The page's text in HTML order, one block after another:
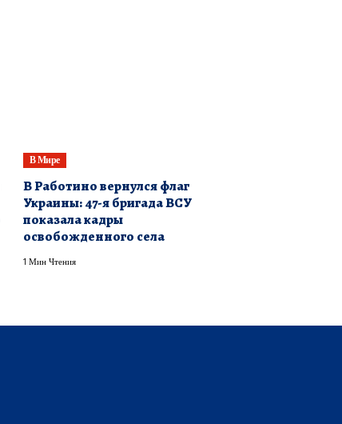
В Мире
​В Работино вернулся флаг
Украины: 47-я бригада ВСУ
показала кадры
освобожденного села
1 Мин Чтения